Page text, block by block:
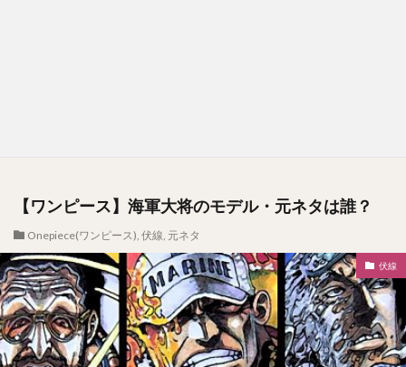
【ワンピース】海軍大将のモデル・元ネタは誰？
Onepiece(ワンピース), 伏線, 元ネタ
伏線